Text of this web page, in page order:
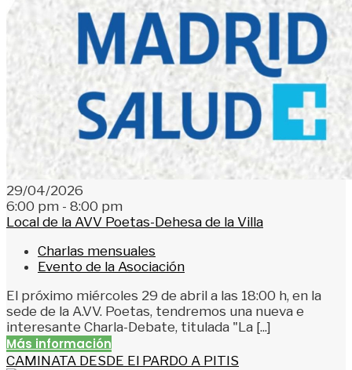
29/04/2026
6:00 pm - 8:00 pm
Local de la AVV Poetas-Dehesa de la Villa
Charlas mensuales
Evento de la Asociación
El próximo miércoles 29 de abril a las 18:00 h, en la
sede de la A.VV. Poetas, tendremos una nueva e
interesante Charla-Debate, titulada "La [...]
Más información
CAMINATA DESDE El PARDO A PITIS